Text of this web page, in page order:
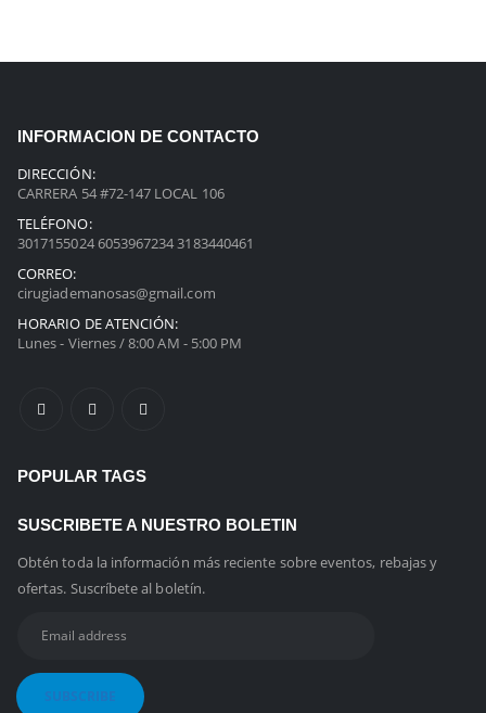
INFORMACION DE CONTACTO
DIRECCIÓN:
CARRERA 54 #72-147 LOCAL 106
TELÉFONO:
3017155024 6053967234 3183440461
CORREO:
cirugiademanosas@gmail.com
HORARIO DE ATENCIÓN:
Lunes - Viernes / 8:00 AM - 5:00 PM
POPULAR TAGS
SUSCRIBETE A NUESTRO BOLETIN
Obtén toda la información más reciente sobre eventos, rebajas y
ofertas. Suscríbete al boletín.